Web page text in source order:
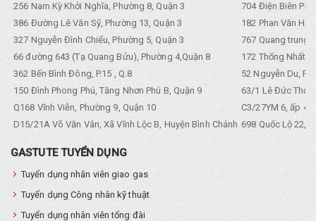
256 Nam Kỳ Khởi Nghĩa, Phường 8, Quận 3
704 Điện Biên
386 Đường Lê Văn Sỹ, Phường 13, Quận 3
182 Phan Văn
327 Nguyễn Đình Chiểu, Phường 5, Quận 3
767 Quang trung,
66 đường 643 (Tạ Quang Bửu), Phường 4,Quận 8
172 Thống Nhất.
362 Bến Bình Đông, P.15 , Q.8
52 Nguyễn Du,
150 Đình Phong Phú, Tăng Nhơn Phú B, Quận 9
63/1 Lê Đức Thọ,
Q168 Vĩnh Viễn, Phường 9, Quận 10
C3/27YM 6, ấp 4,
D15/21A Võ Văn Vân, Xã Vĩnh Lộc B, Huyện Bình Chánh 698 Quốc Lộ 22,
GASTUTE TUYỂN DỤNG
Tuyển dụng nhân viên giao gas
Tuyển dụng Công nhân kỹ thuật
Tuyển dụng nhân viên tổng đài